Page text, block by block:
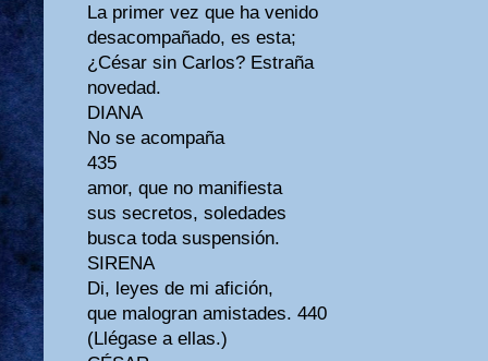
La primer vez que ha venido
desacompañado, es esta;
¿César sin Carlos? Estraña
novedad.
DIANA
No se acompaña
435
amor, que no manifiesta
sus secretos, soledades
busca toda suspensión.
SIRENA
Di, leyes de mi afición,
que malogran amistades. 440
(Llégase a ellas.)